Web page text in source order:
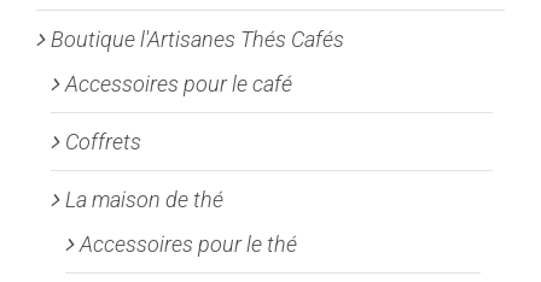
choisies
sur
la
page
produit
Boutique l'Artisanes Thés Cafés
Accessoires pour le café
Coffrets
La maison de thé
Accessoires pour le thé